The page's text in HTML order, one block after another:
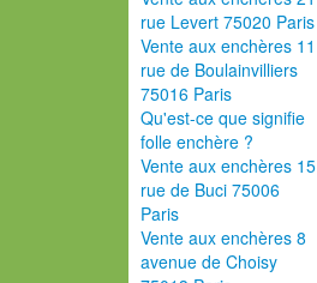
rue Levert 75020 Paris
Vente aux enchères 11
rue de Boulainvilliers
75016 Paris
Qu'est-ce que signifie
folle enchère ?
Vente aux enchères 15
rue de Buci 75006
Paris
Vente aux enchères 8
avenue de Choisy